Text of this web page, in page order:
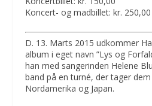
Koncert- og madbillet: kr. 250,00
D. 13. Marts 2015 udkommer
album i eget navn ”Lys og
han med sangerinden Helene
band på en turné, der tager
Nordamerika og Japan.